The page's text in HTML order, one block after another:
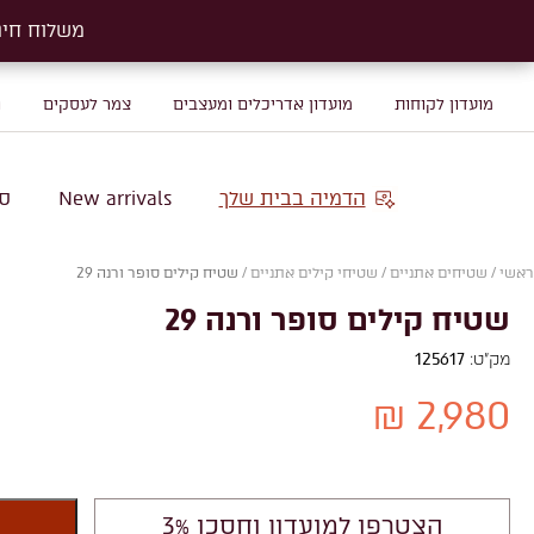
מועדון לקוחות מועדון אדריכלים ומעצבים צמר לעסקים
הדמיה בבית שלך New arrivals
ראשי / שטיחים אתניים / שטיחי קילים אתניים / שטיח קילים סופר ורנה 29
שטיח קילים סופר ורנה 29
מק"ט: 125617
2,980 ₪
הצטרפו למועדון וחסכו 3%
משלוח חינם על
משלוח חינם על